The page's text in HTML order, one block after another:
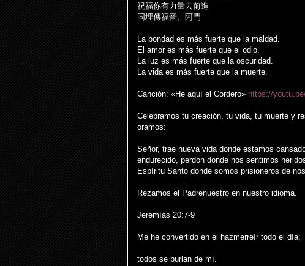
祝福你有力量去前進
同埋傳福音。阿門
La bondad es más fuerte que la maldad.
El amor es más fuerte que el odio.
La luz es más fuerte que la oscuridad.
La vida es más fuerte que la muerte.
Canción: «He aquí el Cordero» https://
Celebramos tu creación, tu vida, tu muerte y
oramos:
Señor, trae nueva vida donde estamos
endurecido, perdón donde nos sentimos
Espíritu Santo donde somos prisioneros de
Rezamos el Padrenuestro en nuestro idioma.
Jeremías 20:7-9
Me he convertido en el hazmerreír todo el día;
todos se burlan de mí.